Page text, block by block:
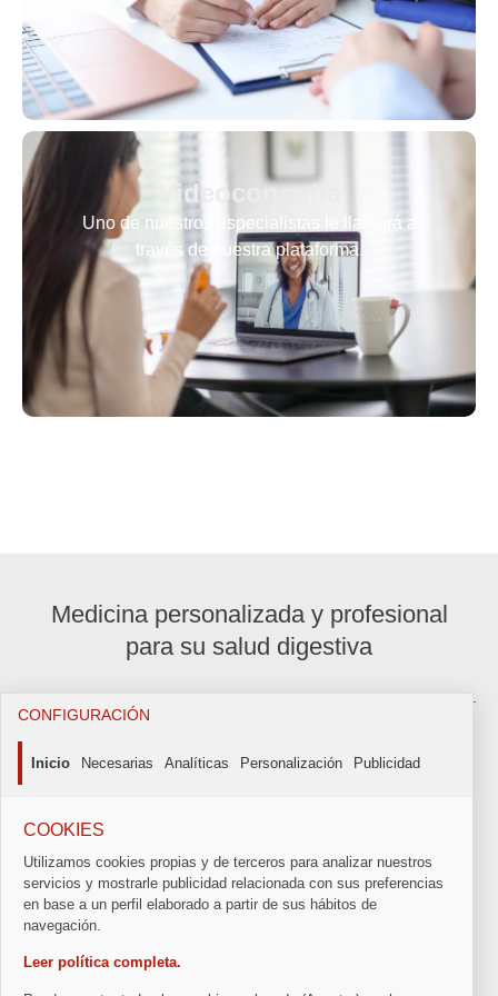
Videoconsulta
Uno de nuestros especialistas le llamará a
través de nuestra plataforma.
CONFIGURACIÓN
Inicio Necesarias Analíticas Personalización Publicidad
COOKIES
Utilizamos cookies propias y de terceros para analizar nuestros
servicios y mostrarle publicidad relacionada con sus preferencias
en base a un perfil elaborado a partir de sus hábitos de
navegación.
Leer política completa.
Medicina personalizada y profesional
para su salud digestiva
icadig@icadig.com
C/ Juan Bravo, 10; 28006 Madrid